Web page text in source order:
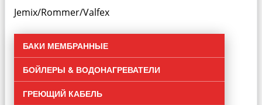
Jemix/Rommer/Valfex
БАКИ МЕМБРАННЫЕ
БОЙЛЕРЫ & ВОДОНАГРЕВАТЕЛИ
ГРЕЮЩИЙ КАБЕЛЬ